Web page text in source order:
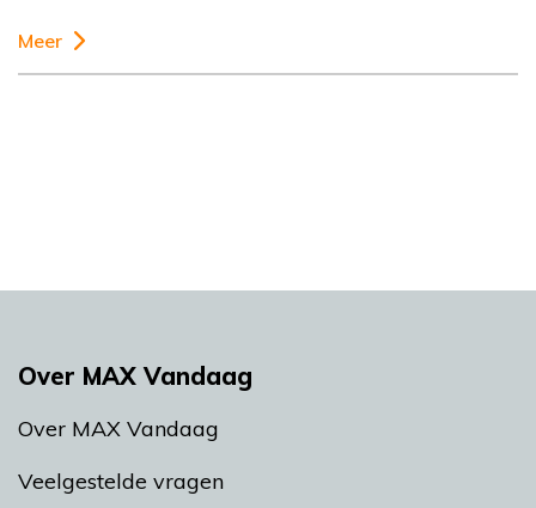
Meer
Over MAX Vandaag
Over MAX Vandaag
Veelgestelde vragen